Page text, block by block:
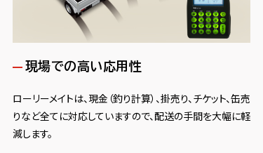
現場での高い応用性
ローリーメイトは、現金（釣り計算）、掛売り、チケット、缶売
りなど全てに対応していますので、配送の手間を大幅に軽
減します。